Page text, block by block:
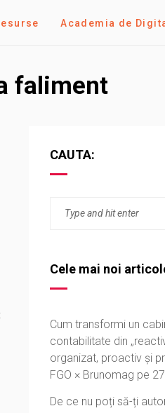
Academia de
faliment
CAUTA:
Cele mai noi
Cum transformi un
contabilitate din
organizat, proactiv și
FGO × Brunomag pe
De ce nu poți să-ți